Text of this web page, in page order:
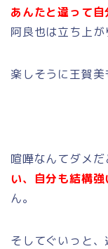
あんたと違って
阿良也は立ち上が
楽しそうに王賀美
喧嘩なんてダメだ
い、自分も結構
ん。
そしてぐいっと